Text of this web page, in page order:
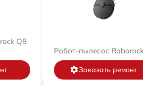
Q8
Робот-пылесос
Заказать ремонт